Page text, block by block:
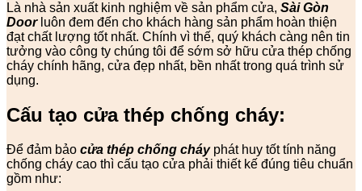
Là nhà sản xuất kinh nghiệm về sản phẩm cửa, Sài Gòn
Doorluôn đem đến cho khách hàng sản phẩm hoàn thiện
đạt chất lượng tốt nhất. Chính vì thế, quý khách càng nên tin
tưởng vào công ty chúng tôi để sớm sở hữu cửa thép chống
cháy chính hãng, cửa đẹp nhất, bền nhất trong quá trình sử
dụng.
Cấu tạo cửa thép chống cháy:
Để đảm bảo cửa thép chống cháyphát huy tốt tính năng
chống cháy cao thì cấu tạo cửa phải thiết kế đúng tiêu chuẩn
gồm như: